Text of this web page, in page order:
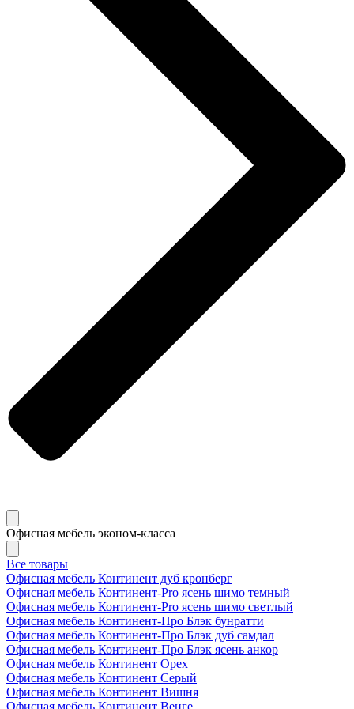
Офисная мебель эконом-класса
Все товары
Офисная мебель Континент дуб кронберг
Офисная мебель Континент-Pro ясень шимо темный
Офисная мебель Континент-Pro ясень шимо светлый
Офисная мебель Континент-Про Блэк бунратти
Офисная мебель Континент-Про Блэк дуб самдал
Офисная мебель Континент-Про Блэк ясень анкор
Офисная мебель Континент Орех
Офисная мебель Континент Серый
Офисная мебель Континент Вишня